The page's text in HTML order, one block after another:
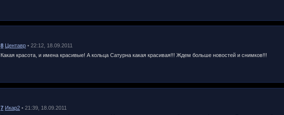
8 Центавр • 22:12, 18.09.2011
Какая красота, и имена красивые! А кольца Сатурна какая красивая!!! Ждем больше новостей и снимков!!!
7 Икар2 • 21:39, 18.09.2011